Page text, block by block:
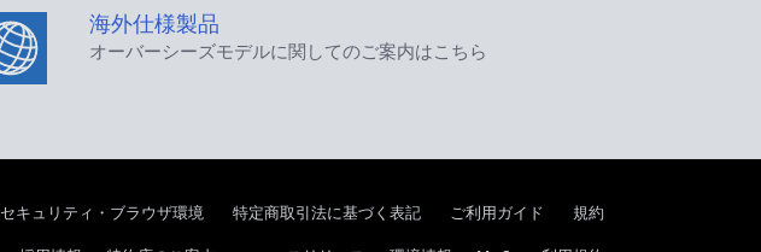
海外仕様製品
オーバーシーズモデルに関してのご案内はこちら
セキュリティ・ブラウザ環境 特定商取引法に基づく表記 ご利用ガイド 規約